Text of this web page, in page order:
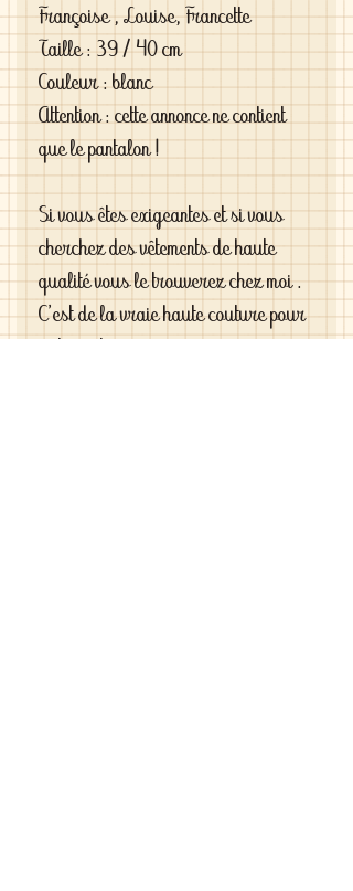
Françoise , Louise, Francette
Taille : 39 / 40 cm
Couleur : blanc
Attention : cette annonce ne contient
que le pantalon !
Si vous êtes exigeantes et si vous
cherchez des vêtements de haute
qualité vous le trouverez chez moi .
C'est de la vraie haute couture pour